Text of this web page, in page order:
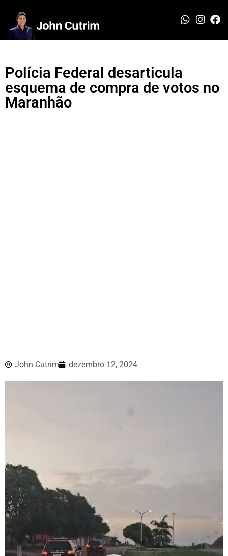
Polícia Federal desarticula
esquema de compra de votos no
Maranhão
John Cutrim dezembro 12, 2024